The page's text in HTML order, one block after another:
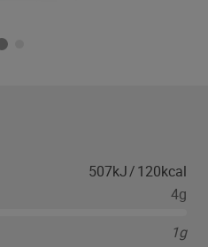
507kJ/120kcal
4g
1g